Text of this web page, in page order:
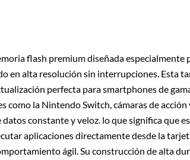
flash premium diseñada especialmente
en alta resolución sin interrupciones. Esta
perfecta para smartphones de
como la Nintendo Switch, cámaras de acción
constante y veloz. lo que significa que
aplicaciones directamente desde la
ágil. Su construcción de alta